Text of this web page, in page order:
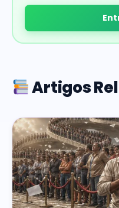
Artigos